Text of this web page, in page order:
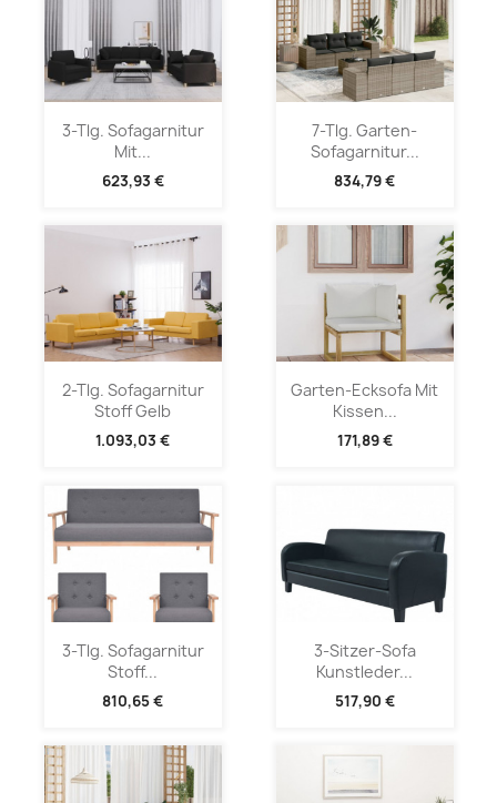
3-Tlg. Sofagarnitur
Mit...
623,93 €
7-Tlg. Garten-
Sofagarnitur...
834,79 €
2-Tlg. Sofagarnitur
Stoff Gelb
1.093,03 €
Garten-Ecksofa Mit
Kissen...
171,89 €
3-Tlg. Sofagarnitur
Stoff...
810,65 €
3-Sitzer-Sofa
Kunstleder...
517,90 €